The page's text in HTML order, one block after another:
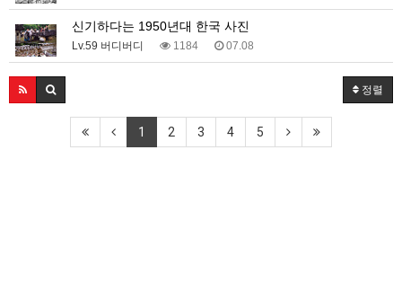
신기하다는 1950년대 한국 사진
Lv.59 버디버디 1184 07.08
정렬
1 2 3 4 5